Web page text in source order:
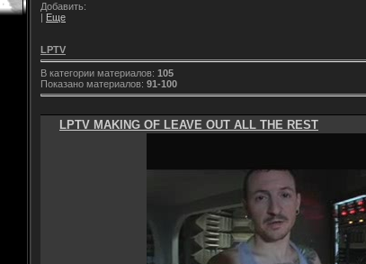
Добавить:
| Еще
LPTV
В категории материалов: 105
Показано материалов: 91-100
LPTV MAKING OF LEAVE OUT ALL THE REST